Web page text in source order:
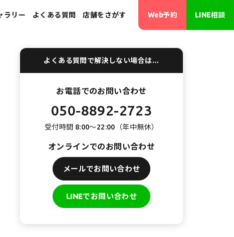
ラリー よくある質問 店舗をさがす Web予約 LINE相談
よくある質問で解決しない場合は…
お電話でのお問い合わせ
050-8892-2723
受付時間 8:00〜22:00（年中無休）
オンラインでのお問い合わせ
メールでお問い合わせ
LINEでお問い合わせ